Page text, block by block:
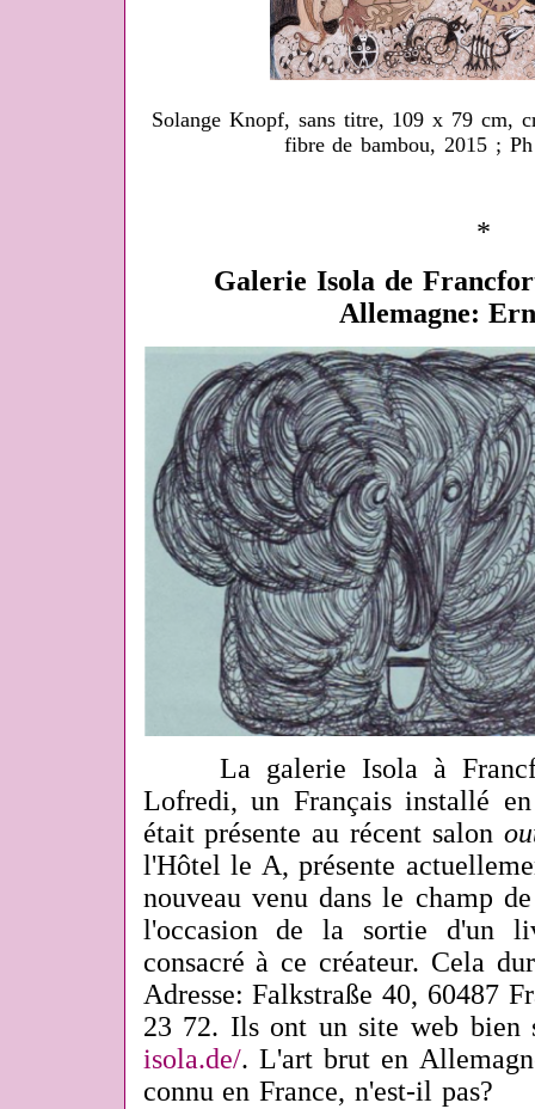
Solange Knopf, sans titre, 109 x 79 cm,
fibre de bambou, 2015 ;
*
Galerie Isola de
Allemagne:
La galerie Isola à
Lofredi, un Français installé
était présente au récent salon
l'Hôtel le A, présente
nouveau venu dans le champ
l'occasion de la sortie d'un
consacré à ce créateur. Cela
Adresse: Falkstraße 40, 60487
23 72. Ils ont un site web
isola.de/. L'art brut en
connu en France, n'est-il pas?